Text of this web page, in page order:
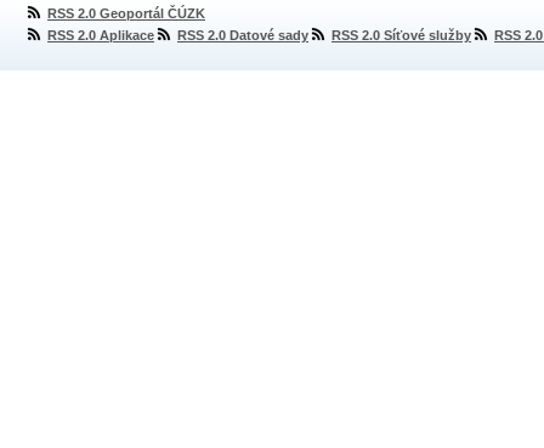
RSS 2.0 Geoportál ČÚZK
RSS 2.0 Aplikace
RSS 2.0 Datové sady RSS 2.0 Síťové služby RSS